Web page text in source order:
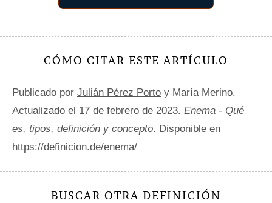
CÓMO CITAR ESTE ARTÍCULO
Publicado por Julián Pérez Porto y María Merino.
Actualizado el 17 de febrero de 2023. Enema - Qué
es, tipos, definición y concepto. Disponible en
https://definicion.de/enema/
BUSCAR OTRA DEFINICIÓN